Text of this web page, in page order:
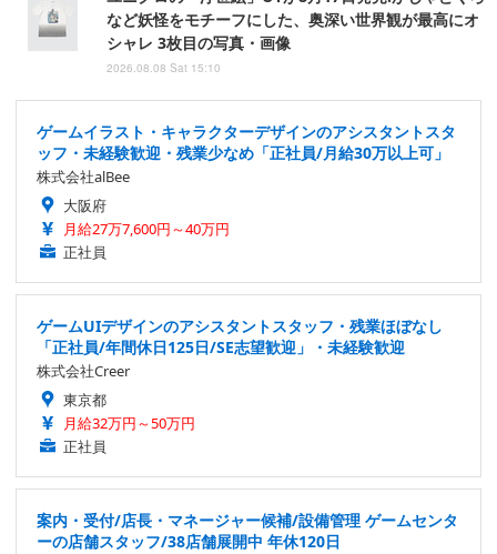
など妖怪をモチーフにした、奥深い世界観が最高にオ
シャレ 3枚目の写真・画像
2026.08.08 Sat 15:10
ゲームイラスト・キャラクターデザインのアシスタントスタ
ッフ・未経験歓迎・残業少なめ「正社員/月給30万以上可」
株式会社alBee
大阪府
月給27万7,600円～40万円
正社員
ゲームUIデザインのアシスタントスタッフ・残業ほぼなし
「正社員/年間休日125日/SE志望歓迎」・未経験歓迎
株式会社Creer
東京都
月給32万円～50万円
正社員
案内・受付/店長・マネージャー候補/設備管理 ゲームセンタ
ーの店舗スタッフ/38店舗展開中 年休120日